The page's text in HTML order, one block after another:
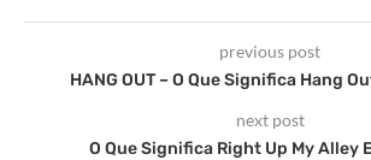
previous post
HANG OUT – O Que Significa Hang
next post
O Que Significa Right Up My Alley